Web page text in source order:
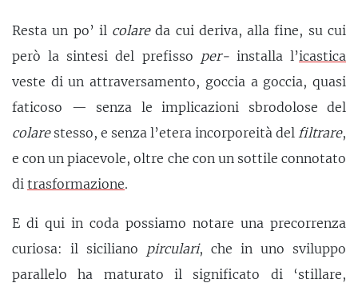
Resta un po’ il colareda cui deriva, alla fine, su cui
però la sintesi del prefisso per-installa l’icastica
veste di un attraversamento, goccia a goccia, quasi
faticoso — senza le implicazioni sbrodolose del
colarestesso, e senza l’etera incorporeità del filtrare,
e con un piacevole, oltre che con un sottile connotato
di trasformazione.
E di qui in coda possiamo notare una precorrenza
curiosa: il siciliano pirculari, che in uno sviluppo
parallelo ha maturato il significato di ‘stillare,